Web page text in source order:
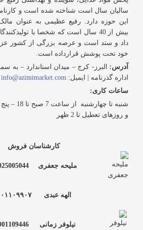
سالیان سال است شناخته شده است و
این حوزه دارد. رفیع عظیمی به عنوان
بیش از 40 سال است که شخصا با
داد و ستد است و عرصه بزرگی از کشور
خود تحت پوشش قرارداده است.
آدرس:
البرز- کرج – میدان استاندارد – به
اداره گذرنامه | ایمیل: info@azimimarket.com
ساعات کاری:
و روزهای تعطیل تا 2 ظهر
کارشناسان فروش
ملیحه جعفری
الهه عبدی
نیلوفر زمانی